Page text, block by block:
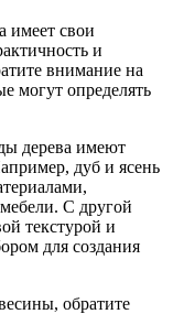
имеет свои
и
внимание на
могут определять
дерева имеют
дуб и ясень
С другой
текстурой и
для создания
обратите